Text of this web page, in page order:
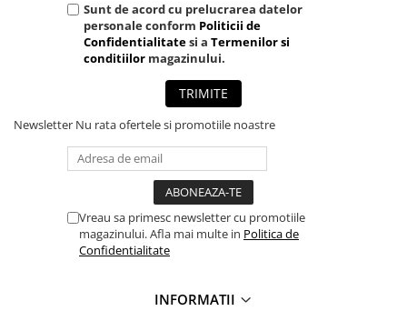
Sunt de acord cu prelucrarea datelor
personale conform Politicii de
Confidentialitatesi a Termenilor si
conditiilor magazinului.
TRIMITE
Newsletter Nu rata ofertele si promotiile noastre
Vreau sa primesc newsletter cu promotiile
magazinului. Afla mai multe in Politica de
Confidentialitate
INFORMATII